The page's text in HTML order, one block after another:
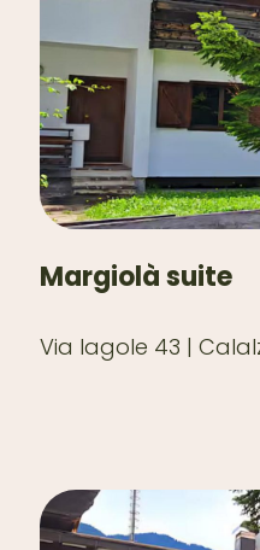
Margiolà suite
Via lagole 43 |